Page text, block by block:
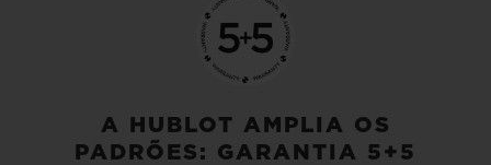
animadas para alertá-los sobre o início das
partidas da Premier League (15 minutos
antes do jogo começar), gols, penalidades,
vermelhos, bem como tempo adicional. O
A HUBLOT AMPLIA OS
PADRÕES: GARANTIA 5+5